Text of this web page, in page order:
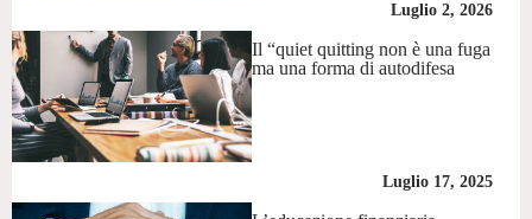
Luglio 2, 2026
Il “quiet quitting non è una fuga
ma una forma di autodifesa
Luglio 17, 2025